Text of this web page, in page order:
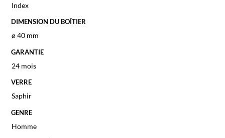
Index
DIMENSION DU BOÎTIER
ø 40 mm
GARANTIE
24 mois
VERRE
Saphir
GENRE
Homme